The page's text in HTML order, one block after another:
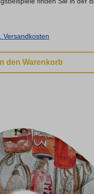
Versandkosten
In den Warenkorb